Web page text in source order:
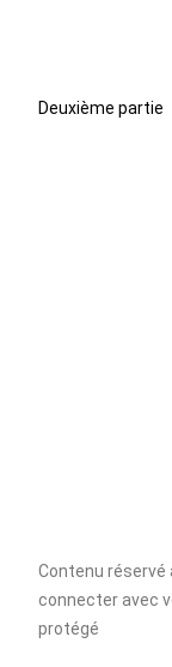
Deuxième partie
Contenu réservé
connecter avec
protégé